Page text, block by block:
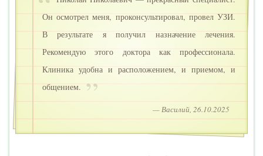
Он осмотрел меня, проконсультировал, провел УЗИ.
В результате я получил назначение лечения.
Рекомендую этого доктора как профессионала.
Клиника удобна и расположением, и приемом, и
общением.
— Василий, 26.10.2025